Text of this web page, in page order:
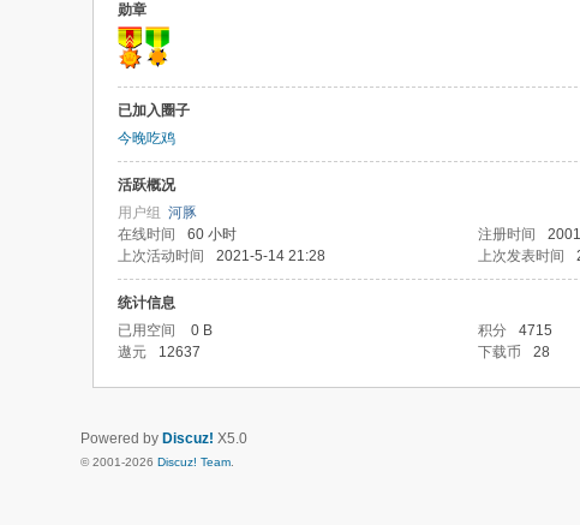
勋章
已加入圈子
今晚吃鸡
活跃概况
用户组 河豚
在线时间
60 小时 注册时间
上次活动时间
2021-5-14 21:28 上次发表时间
统计信息
已用空间
0 B 积分 4715
遨元
12637 下载币 28
Powered by Discuz! X5.0
© 2001-2026 Discuz! Team